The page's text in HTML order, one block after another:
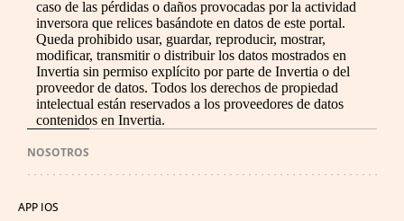
caso de las pérdidas o daños provocadas por la actividad
inversora que relices basándote en datos de este portal.
Queda prohibido usar, guardar, reproducir, mostrar,
modificar, transmitir o distribuir los datos mostrados en
Invertia sin permiso explícito por parte de Invertia o del
proveedor de datos. Todos los derechos de propiedad
intelectual están reservados a los proveedores de datos
contenidos en Invertia.
NOSOTROS
APP IOS